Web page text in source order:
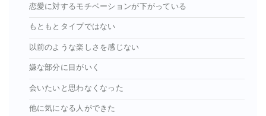
恋愛に対するモチベーションが下がっている
もともとタイプではない
以前のような楽しさを感じない
嫌な部分に目がいく
会いたいと思わなくなった
他に気になる人ができた